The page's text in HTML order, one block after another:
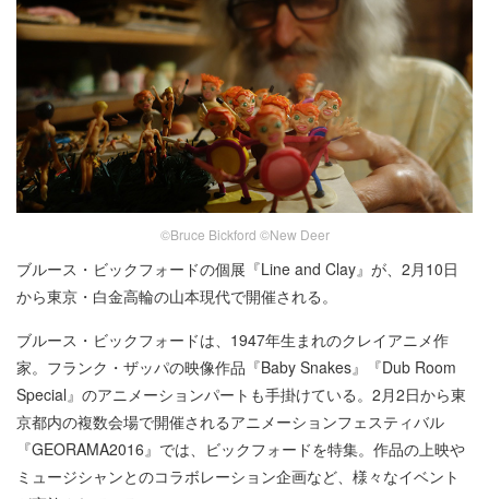
©Bruce Bickford ©New Deer
ブルース・ビックフォードの個展『Line and Clay』が、2月10日
から東京・白金高輪の山本現代で開催される。
ブルース・ビックフォードは、1947年生まれのクレイアニメ作
家。フランク・ザッパの映像作品『Baby Snakes』『Dub Room
Special』のアニメーションパートも手掛けている。2月2日から東
京都内の複数会場で開催されるアニメーションフェスティバル
『GEORAMA2016』では、ビックフォードを特集。作品の上映や
ミュージシャンとのコラボレーション企画など、様々なイベント